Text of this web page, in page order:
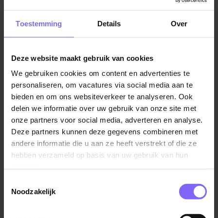
Toestemming Details Over
Deze website maakt gebruik van cookies
We gebruiken cookies om content en advertenties te
personaliseren, om vacatures via social media aan te
bieden en om ons websiteverkeer te analyseren. Ook
delen we informatie over uw gebruik van onze site met
onze partners voor social media, adverteren en analyse.
Deze partners kunnen deze gegevens combineren met
andere informatie die u aan ze heeft verstrekt of die ze
hebben verzameld op basis van uw gebruik van hun
Noodzakelijk
week geef je de baby’tjes de fles en zing je samen
liedjes met de kleuters en op donderdag en vrijdag
verzin jij de vetste activiteiten samen met de oudste
is zeker; jij hoeft je niet te vervelen als onze nieuwe,
gewaardeerde collega bij Spring Kinderopvang.
Wij zijn Spring. Jij ook?
We zoeken collega’s die ook ‘Spring’ in zich hebben.
Als medewerker bij Spring kies je voor onze te gekke
organisatie en wij kiezen voor jou! De ultieme drive en
mentaliteit om elke dag het verschil te maken voor de
kinderen, maken ons onderscheidend. Samen werken
fantastische dienstverlening. Met als belangrijkste
resultaat: gelukkige kinderen en ouders!
Deze spirit heb jij ook! Je zoekt een plek waar jij het